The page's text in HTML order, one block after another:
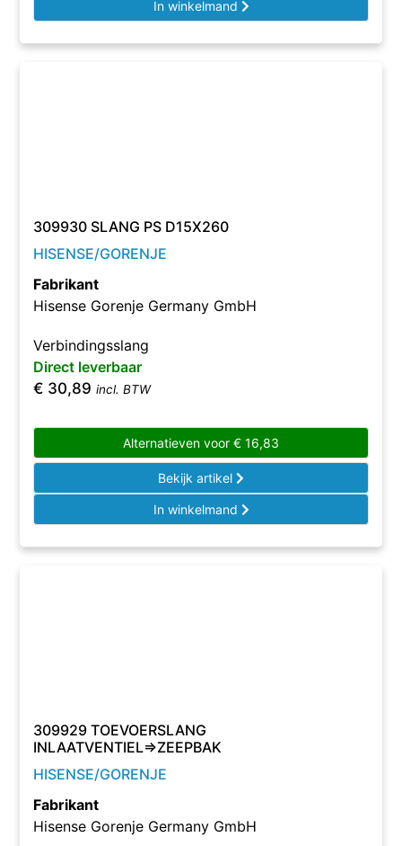
In winkelmand
309930 SLANG PS D15X260
HISENSE/GORENJE
Fabrikant
Hisense Gorenje Germany GmbH
Verbindingsslang
Direct leverbaar
€ 30,89 incl. BTW
Alternatieven voor € 16,83
Bekijk artikel
In winkelmand
309929 TOEVOERSLANG
INLAATVENTIEL=>ZEEPBAK
HISENSE/GORENJE
Fabrikant
Hisense Gorenje Germany GmbH